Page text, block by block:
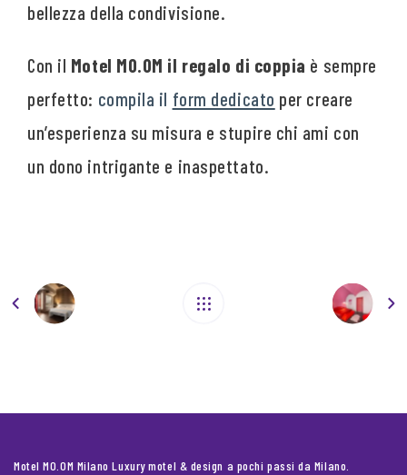
bellezza della condivisione.
Con il Motel MO.OM il regalo di coppia è sempre
perfetto: compila il form dedicato per creare
un’esperienza su misura e stupire chi ami con
un dono intrigante e inaspettato.
Motel MO.OM Milano Luxury motel & design a pochi passi da Milano.